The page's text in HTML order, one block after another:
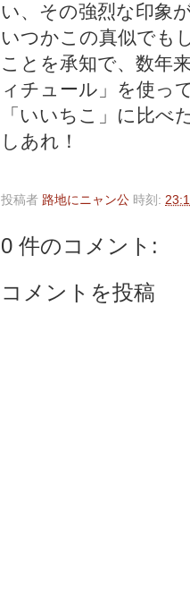
い、その強烈な印象
いつかこの真似でも
ことを承知で、数年
ィチュール」を使っ
「いいちこ」に比べ
しあれ！
投稿者 路地にニャン公 時刻:
0 件のコメント:
コメントを投稿